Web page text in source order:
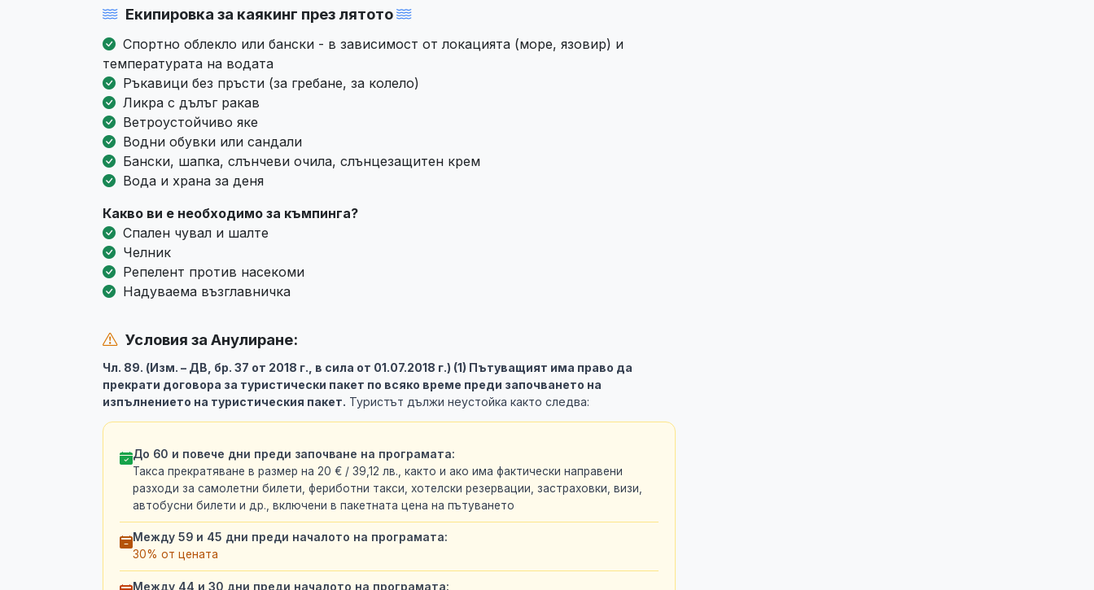
Екипировка за каякинг през лятото
Спортно облекло или бански - в зависимост от локацията (море, язовир) и
температурата на водата
Ръкавици без пръсти (за гребане, за колело)
Ликра с дълъг ракав
Ветроустойчиво яке
Водни обувки или сандали
Бански, шапка, слънчеви очила, слънцезащитен крем
Вода и храна за деня
Какво ви е необходимо за къмпинга?
Спален чувал и шалте
Челник
Репелент против насекоми
Надуваема възглавничка
Условия за Анулиране:
Чл. 89. (Изм. – ДВ, бр. 37 от 2018 г., в сила от 01.07.2018 г.) (1) Пътуващият има право да
прекрати договора за туристически пакет по всяко време преди започването на
изпълнението на туристическия пакет. Туристът дължи неустойка както следва:
До 60 и повече дни преди започване на програмата:
Такса прекратяване в размер на 20 € / 39,12 лв., както и ако има фактически направени
разходи за самолетни билети, фериботни такси, хотелски резервации, застраховки, визи,
автобусни билети и др., включени в пакетната цена на пътуването
Между 59 и 45 дни преди началото на програмата:
30% от цената
Между 44 и 30 дни преди началото на програмата: